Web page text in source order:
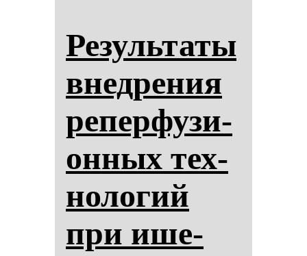
Ре­зуль­та­ты
внед­ре­ния
ре­пер­фу­зи­
он­ных тех­
но­ло­гий
при ише­